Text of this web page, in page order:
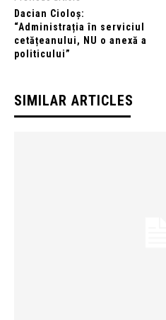
Dacian Cioloș:
“Administrația în serviciul
cetățeanului, NU o anexă a
politicului”
SIMILAR ARTICLES